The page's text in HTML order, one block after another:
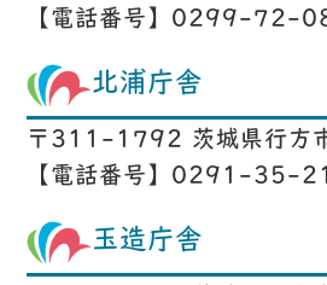
【電話番号】0299-72-
北浦庁舎
〒311-1792 茨城県行方
【電話番号】0291-35-
玉造庁舎